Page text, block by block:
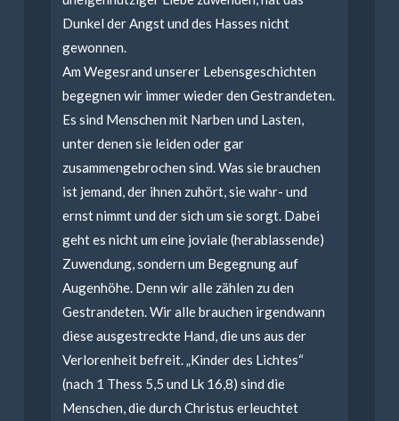
Dunkel der Angst und des Hasses nicht
gewonnen.
Am Wegesrand unserer Lebensgeschichten
begegnen wir immer wieder den Gestrandeten.
Es sind Menschen mit Narben und Lasten,
unter denen sie leiden oder gar
zusammengebrochen sind. Was sie brauchen
ist jemand, der ihnen zuhört, sie wahr- und
ernst nimmt und der sich um sie sorgt. Dabei
geht es nicht um eine joviale (herablassende)
Zuwendung, sondern um Begegnung auf
Augenhöhe. Denn wir alle zählen zu den
Gestrandeten. Wir alle brauchen irgendwann
diese ausgestreckte Hand, die uns aus der
Verlorenheit befreit. „Kinder des Lichtes“
(nach 1 Thess 5,5 und Lk 16,8) sind die
Menschen, die durch Christus erleuchtet